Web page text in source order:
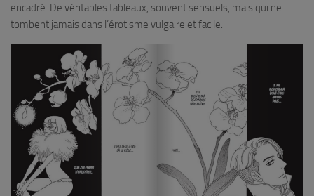
encadré. De véritables tableaux, souvent sensuels, mais qui ne
tombent jamais dans l’érotisme vulgaire et facile.